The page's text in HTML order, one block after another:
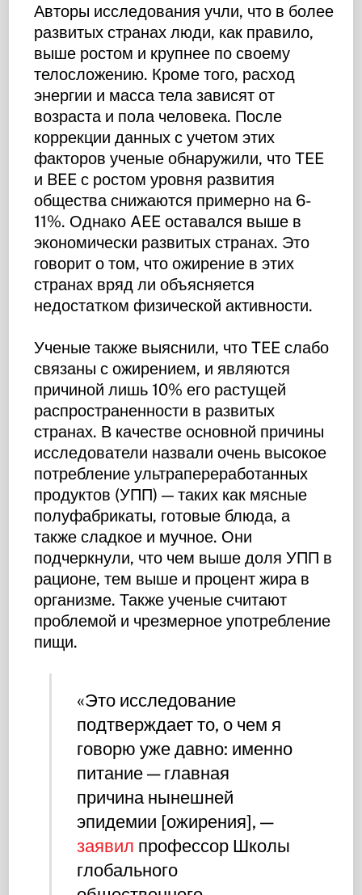
Авторы исследования учли, что в более
развитых странах люди, как правило,
выше ростом и крупнее по своему
телосложению. Кроме того, расход
энергии и масса тела зависят от
возраста и пола человека. После
коррекции данных с учетом этих
факторов ученые обнаружили, что TEE
и BEE с ростом уровня развития
общества снижаются примерно на 6-
11%. Однако AEE оставался выше в
экономически развитых странах. Это
говорит о том, что ожирение в этих
странах вряд ли объясняется
недостатком физической активности.
Ученые также выяснили, что TEE слабо
связаны с ожирением, и являются
причиной лишь 10% его растущей
распространенности в развитых
странах. В качестве основной причины
исследователи назвали очень высокое
потребление ультрапереработанных
продуктов (УПП) — таких как мясные
полуфабрикаты, готовые блюда, а
также сладкое и мучное. Они
подчеркнули, что чем выше доля УПП в
рационе, тем выше и процент жира в
организме. Также ученые считают
проблемой и чрезмерное употребление
пищи.
«Это исследование
подтверждает то, о чем я
говорю уже давно: именно
питание — главная
причина нынешней
эпидемии [ожирения], —
заявил профессор Школы
глобального